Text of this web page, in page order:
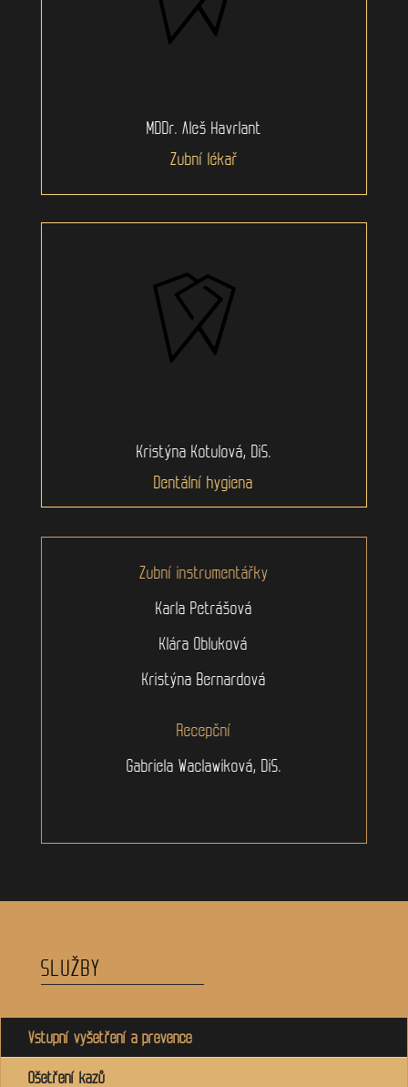
MDDr. Aleš Havrlant
Zubní lékař
Kristýna Kotulová, DiS.
Dentální hygiena
Zubní instrumentářky
Karla Petrášová
Klára Obluková
Kristýna Bernardová
Recepční
Gabriela Waclawiková, DiS.
SLUŽBY
Vstupní vyšetření a prevence
Ošetření kazů